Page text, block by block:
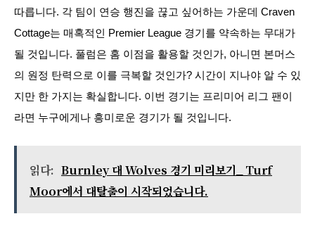
따릅니다. 각 팀이 연승 행진을 끊고 싶어하는 가운데 Craven
Cottage는 매혹적인 Premier League 경기를 약속하는 무대가
될 것입니다. 풀럼은 홈 이점을 활용할 것인가, 아니면 본머스
의 원정 탄력으로 이를 극복할 것인가? 시간이 지나야 알 수 있
지만 한 가지는 확실합니다. 이번 경기는 프리미어 리그 팬이
라면 누구에게나 흥미로운 경기가 될 것입니다.
읽다: Burnley 대 Wolves 경기 미리보기_ Turf
Moor에서 대탈출이 시작되었습니다.